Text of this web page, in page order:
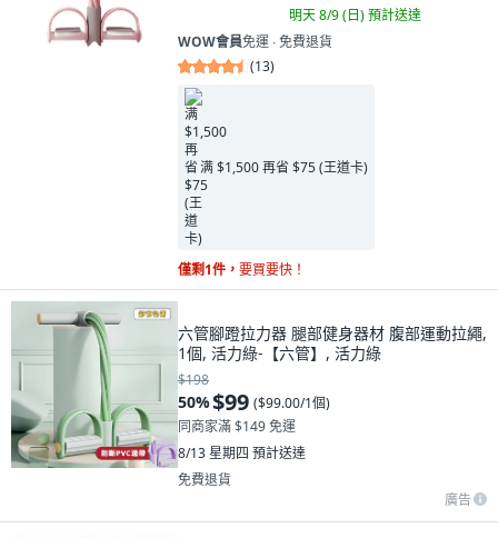
明天 8/9 (日)預計送達
WOW會員免運 ∙ 免費退貨
(13)
满 $1,500 再省 $75 (王道卡)
僅剩1件， 要買要快！
六管腳蹬拉力器 腿部健身器材 腹部運動拉繩,
1個, 活力綠-【六管】, 活力綠
$198
50%$99 ($99.00/1個)
同商家滿 $149 免運
8/13 星期四 預計送達
免費退貨
廣告